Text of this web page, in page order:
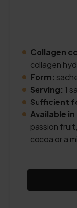
Collagen
collagen
Form:
Serving: 1
Sufficient
Available
passion
cocoa or a